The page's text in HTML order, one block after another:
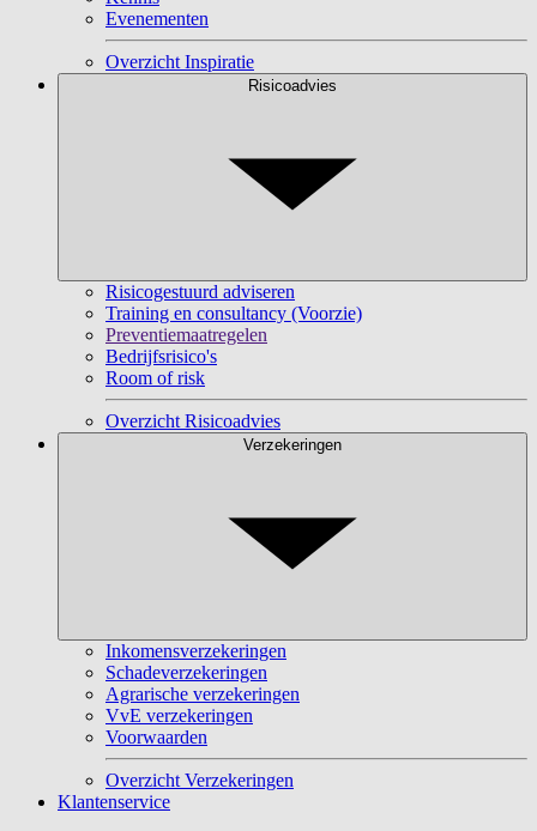
Evenementen
Overzicht Inspiratie
Risicoadvies
Risicogestuurd adviseren
Training en consultancy (Voorzie)
Preventiemaatregelen
Bedrijfsrisico's
Room of risk
Overzicht Risicoadvies
Verzekeringen
Inkomensverzekeringen
Schadeverzekeringen
Agrarische verzekeringen
VvE verzekeringen
Voorwaarden
Overzicht Verzekeringen
Klantenservice